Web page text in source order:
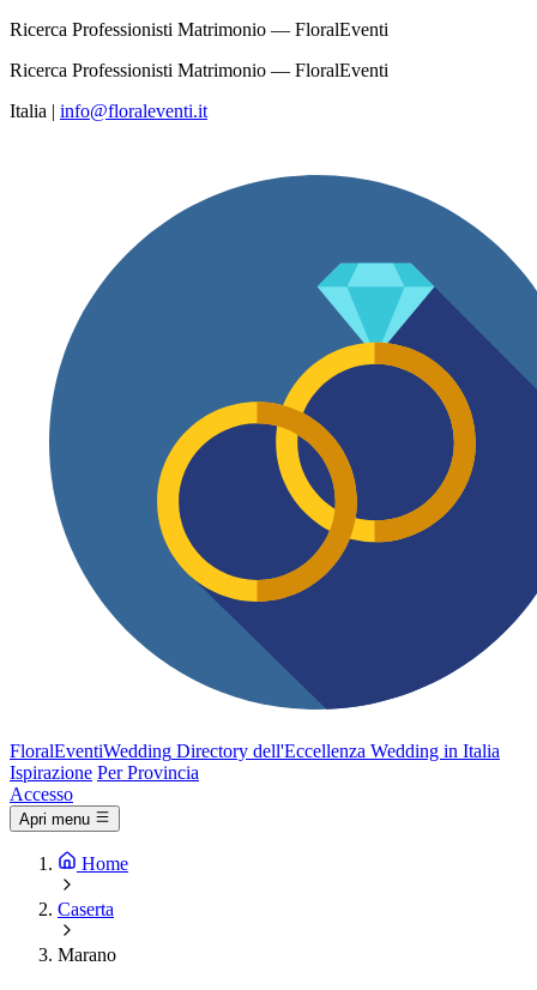
Ricerca Professionisti Matrimonio — FloralEventi
Ricerca Professionisti Matrimonio — FloralEventi
Italia | info@floraleventi.it
FloralEventiWedding Directory dell'Eccellenza Wedding in Italia
Ispirazione Per Provincia
Accesso
Apri menu
Home
Caserta
Marano